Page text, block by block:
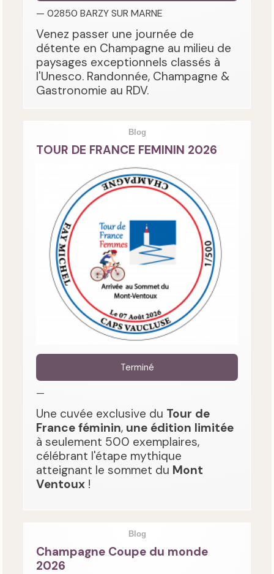
— 02850 BARZY SUR MARNE
Venez passer une journée de
détente en Champagne au milieu de
paysages exceptionnels classés à
l'Unesco. Randonnée, Champagne &
Gastronomie au RDV.
Blog
TOUR DE FRANCE FEMININ 2026
Terminé
—
Une cuvée exclusive du Tour de
France féminin, une édition limitée
à seulement 500 exemplaires,
célébrant l'étape mythique
atteignant le sommet du Mont
Ventoux !
Blog
Champagne Coupe du monde
2026